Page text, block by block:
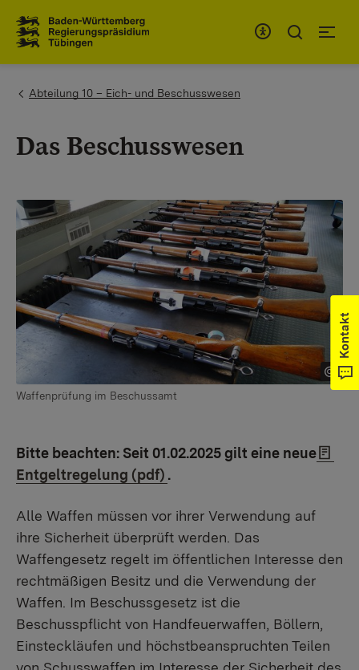
You are here:
Abteilung 10 – Eich- und Beschusswesen
Das Beschusswesen
Waffenprüfung im Beschussamt
Bitte beachten: Seit 01.02.2025 gilt eine neue
Entgeltregelung (pdf) .
Alle Waffen müssen vor ihrer Verwendung auf
ihre Sicherheit überprüft werden. Das
Waffengesetz regelt im öffentlichen Interesse den
rechtmäßigen Besitz und die Verwendung der
Waffen. Im Beschussgesetz ist die
Beschusspflicht von Handfeuerwaffen, Böllern,
Einsteckläufen und höchstbeanspruchten Teilen
Kontakt